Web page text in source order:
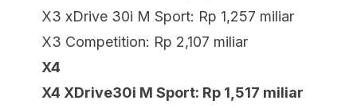
X3 xDrive 30i M Sport: Rp 1,257 miliar
X3 Competition: Rp 2,107 miliar
X4
X4 XDrive30i M Sport: Rp 1,517 miliar